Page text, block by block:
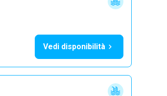
Vedi disponibilità